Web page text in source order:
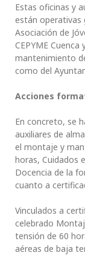
Estas oficinas y
están operativas
Asociación de
CEPYME
mantenimiento
como del
Acciones
En concreto, se
auxiliares de
el montaje y
horas, Cuidados
Docencia de la
cuanto a
Vinculados a
celebrado
tensión de 60
aéreas de baja